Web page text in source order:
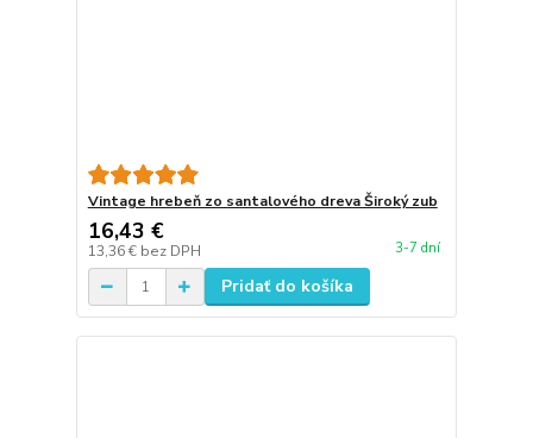
Vintage hrebeň zo santalového dreva Široký zub
16,43 €
13,36 € bez DPH 3-7 dní
Pridať do košíka